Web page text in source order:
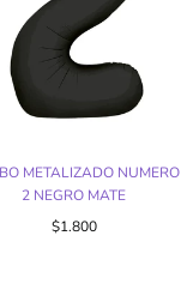
METALIZADO NUMERO
2 NEGRO MATE
$1.800